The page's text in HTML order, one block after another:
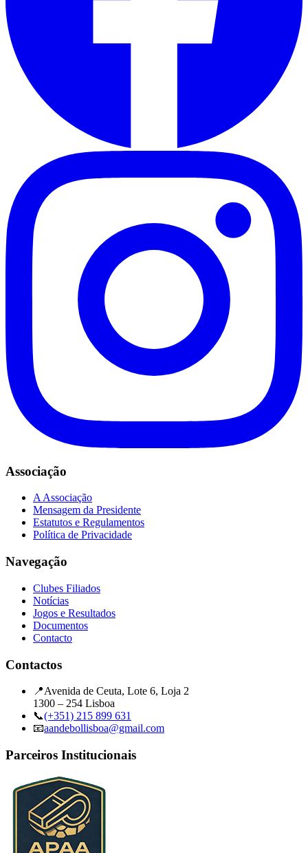
Associação
A Associação
Mensagem da Presidente
Estatutos e Regulamentos
Política de Privacidade
Navegação
Clubes Filiados
Notícias
Jogos e Resultados
Documentos
Contacto
Contactos
📍Avenida de Ceuta, Lote 6, Loja 2
1300 – 254 Lisboa
📞(+351) 215 899 631
📧aandebollisboa@gmail.com
Parceiros Institucionais